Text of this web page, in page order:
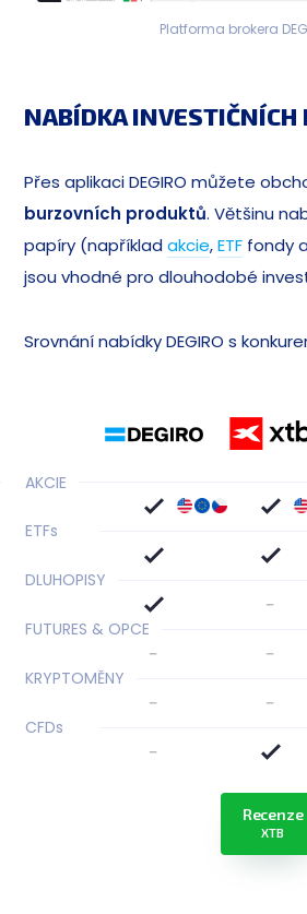
Platforma brokera
NABÍDKA INVESTIČNÍCH
Přes aplikaci DEGIRO můžete
burzovních produktů. Většinu
papíry (napříkladakcie,ETF fondy
jsou vhodné pro dlouhodobé
Srovnání nabídky DEGIRO s
AKCIE
ETFs
DLUHOPISY
-
FUTURES & OPCE
- -
KRYPTOMĚNY
- -
CFDs
-
Recenze
XTB